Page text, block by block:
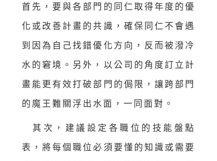
首先，要與各部門的同仁取得年度的優
化或改善計畫的共識，確保同仁不會遇
到因為自己找錯優化方向，反而被潑冷
水的窘境。另外，以公司的角度訂立計
畫能更有效打破部門的侷限，讓跨部門
的魔王難關浮出水面，一同面對。
其次，建議設定各職位的技能盤點
表，將每個職位必須要懂的知識或需要